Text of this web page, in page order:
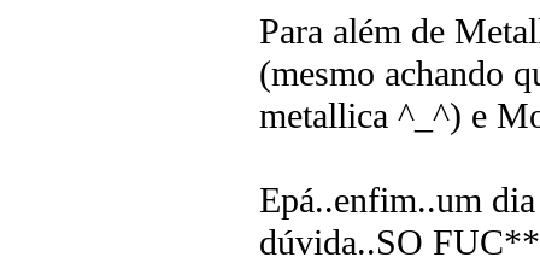
Para além de
(mesmo achando
metallica ^_^) e
Epá..enfim..um
dúvida..SO